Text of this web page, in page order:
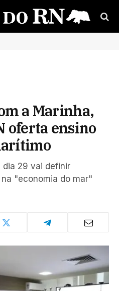
a Marinha,
oferta ensino
dia 29 vai definir
"economia do mar"